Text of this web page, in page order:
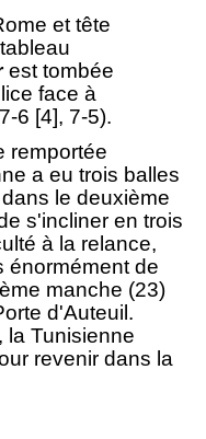
et tête
est tombée
face à
6 [4], 7-5).
remportée
a eu trois balles
le deuxième
s'incliner en trois
à la relance,
énormément de
manche (23)
d'Auteuil.
la Tunisienne
revenir dans la